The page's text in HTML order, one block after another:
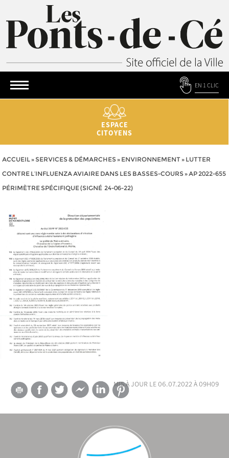
EN 1 CLIC
ESPACE
CITOYENS
ACCUEIL» SERVICES & DÉMARCHES» ENVIRONNEMENT» LUTTER
CONTRE L’INFLUENZA AVIAIRE DANS LES BASSES-COURS»AP 2022-655
PÉRIMÈTRE SPÉCIFIQUE (SIGNÉ 24-06-22)
mis à jour le 06.07.2022 à 09h09